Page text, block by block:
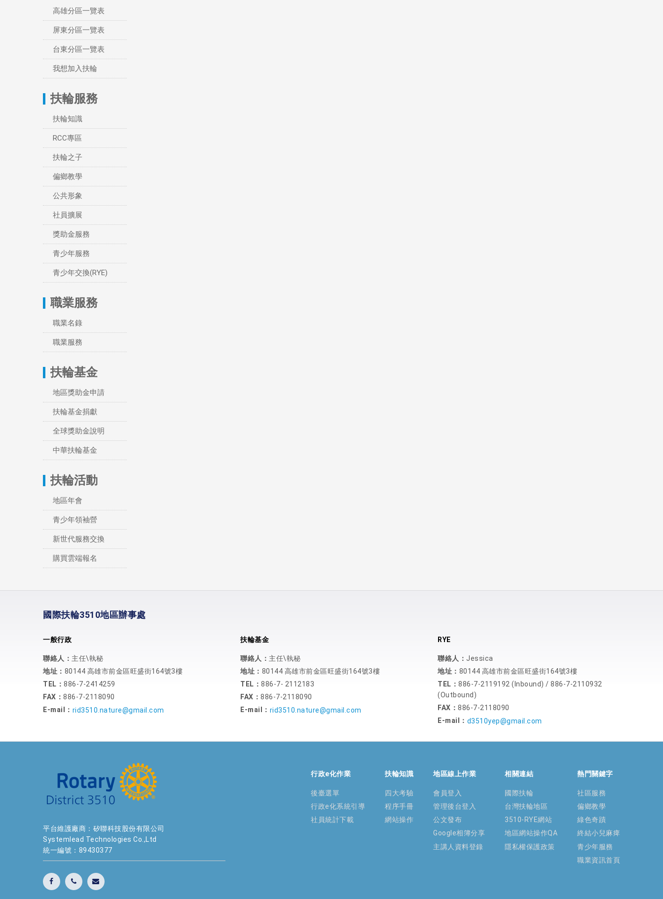
高雄分區一覽表
屏東分區一覽表
台東分區一覽表
我想加入扶輪
扶輪服務
扶輪知識
RCC專區
扶輪之子
偏鄉教學
公共形象
社員擴展
獎助金服務
青少年服務
青少年交換(RYE)
職業服務
職業名錄
職業服務
扶輪基金
地區獎助金申請
扶輪基金捐獻
全球獎助金說明
中華扶輪基金
扶輪活動
地區年會
青少年領袖營
新世代服務交換
購買雲端報名
國際扶輪3510地區辦事處
一般行政
聯絡人： 主任\執秘
地址： 80144 高雄市前金區旺盛街164號3樓
TEL： 886-7-2414259
FAX： 886-7-2118090
E-mail： rid3510.nature@gmail.com
扶輪基金
聯絡人： 主任\執秘
地址： 80144 高雄市前金區旺盛街164號3樓
TEL： 886-7- 2112183
FAX： 886-7-2118090
E-mail： rid3510.nature@gmail.com
RYE
聯絡人： Jessica
地址： 80144 高雄市前金區旺盛街164號3樓
TEL： 886-7-2119192 (Inbound) / 886-7-2110932
(Outbound)
FAX： 886-7-2118090
E-mail： d3510yep@gmail.com
平台維護廠商：矽聯科技股份有限公司
Systemlead Technologies Co.,Ltd
統一編號：89430377
熱門關鍵字
社區服務
偏鄉教學
綠色奇蹟
終結小兒麻痺
青少年服務
職業資訊首頁
相關連結
國際扶輪
台灣扶輪地區
3510-RYE網站
地區網站操作QA
隱私權保護政策
地區線上作業
會員登入
管理後台登入
公文發布
Google相簿分享
主講人資料登錄
扶輪知識
四大考驗
程序手冊
網站操作
行政e化作業
後臺選單
行政e化系統引導
社員統計下載